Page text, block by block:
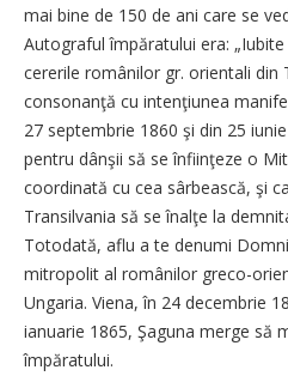
mai bine de 150 de ani care se
Autograful împăratului era:
cererile românilor gr. ori­en­tali din
consonanţă cu in­ten­ţi­u­nea
27 septembrie 1860 şi din 25
pentru dânşii să se înfii­n­ţe­ze o
coordinată cu cea sârbească, şi
Tran­silvania să se înalţe la
Totodată, aflu a te denumi
mitropolit al ro­mâ­nilor greco-
Ungaria. Viena, în 24 decembrie
ianuarie 1865, Şaguna merge să
împăratului.